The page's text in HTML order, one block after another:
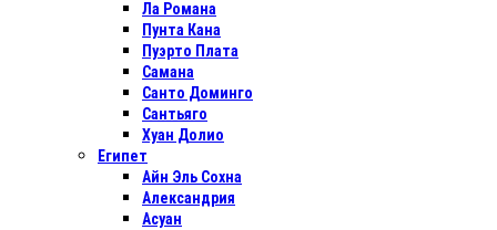
Ла Романа
Пунта Кана
Пуэрто Плата
Самана
Санто Доминго
Сантьяго
Хуан Долио
Египет
Айн Эль Сохна
Александрия
Асуан